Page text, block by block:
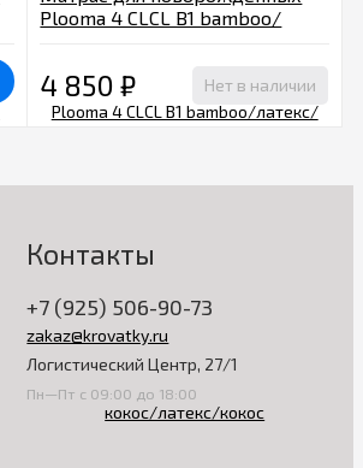
Plooma 4 CLCL В1 bamboo/
4 850₽ Нет в наличии
Контакты
+7 (925) 506-90-73
zakaz@krovatky.ru
Логистический Центр, 27/1
Пн—Пт с 09:00 до 18:00